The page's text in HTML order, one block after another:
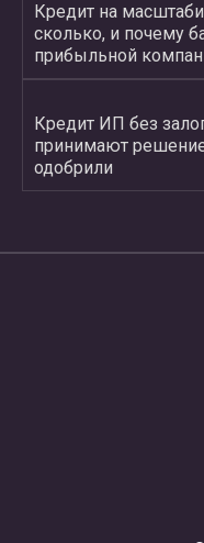
Кредит на
сколько, и почему
прибыльной
Кредит ИП без
принимают
одобрили